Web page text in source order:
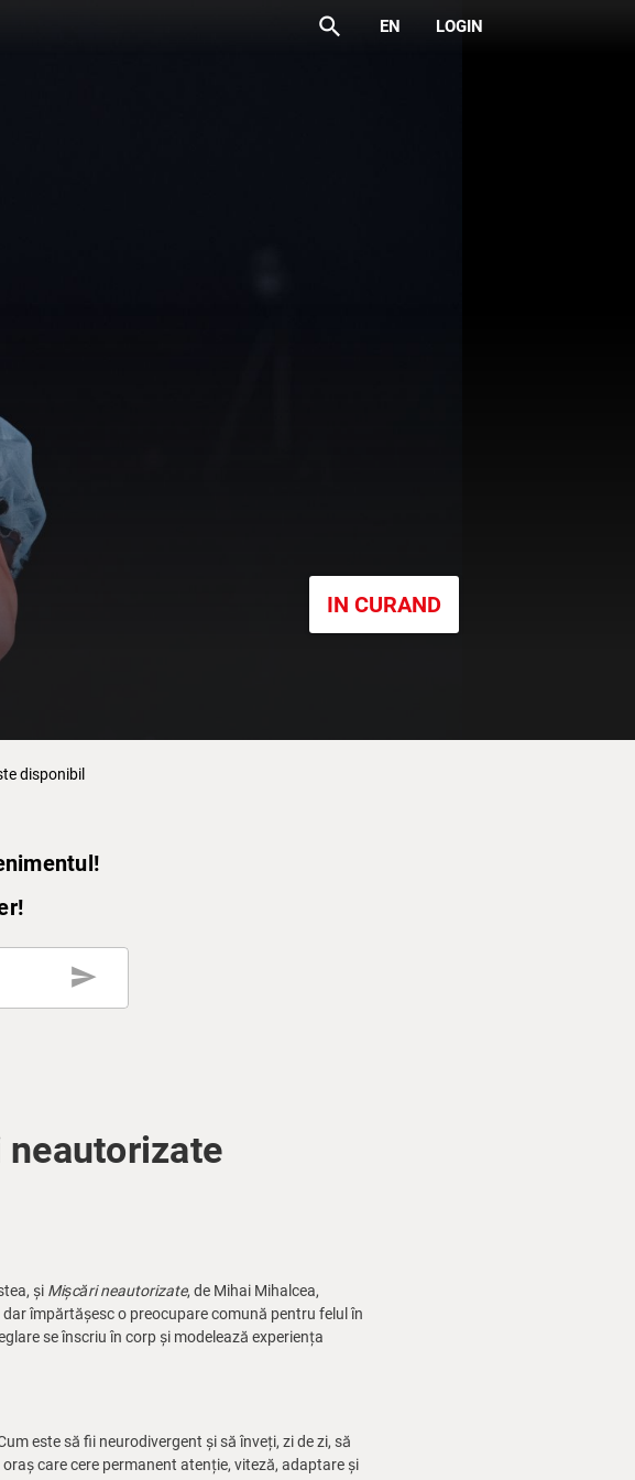
search EN LOGIN
IN CURAND
disponibil
send
neautorizate
și Mișcări neautorizate, de Mihai Mihalcea,
împărtășesc o preocupare comună pentru felul în
se înscriu în corp și modelează experiența
este să fii neurodivergent și să înveți, zi de zi, să
care cere permanent atenție, viteză, adaptare și